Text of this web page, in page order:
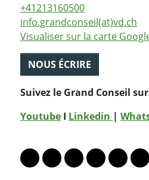
+41213160500
info.grandconseil(at)vd.ch
Visualiser sur la carte
NOUS ÉCRIRE
Suivez le Grand Conseil
Youtube I Linkedin |
Lien vers le profil
Lien vers le profil
Lien vers le profil
Lien vers le
Lien